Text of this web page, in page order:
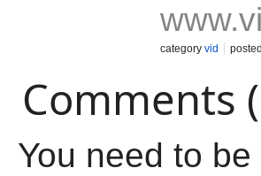
category vid
Comments
You need to